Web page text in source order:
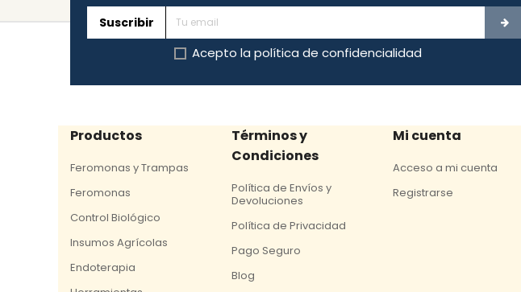
Suscribir
Acepto la política de confidencialidad
Productos
Feromonas y Trampas
Feromonas
Control Biológico
Insumos Agrícolas
Endoterapia
Términos y
Condiciones
Política de Envíos y
Devoluciones
Política de Privacidad
Pago Seguro
Blog
Mi cuenta
Acceso a mi cuenta
Registrarse